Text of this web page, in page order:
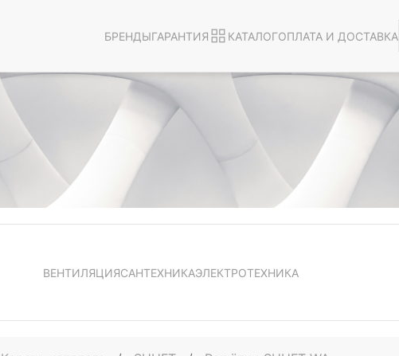
БРЕНДЫГАРАНТИЯ КАТАЛОГОПЛАТА И ДОСТАВКА
ВЕНТИЛЯЦИЯСАНТЕХНИКАЭЛЕКТРОТЕХНИКА